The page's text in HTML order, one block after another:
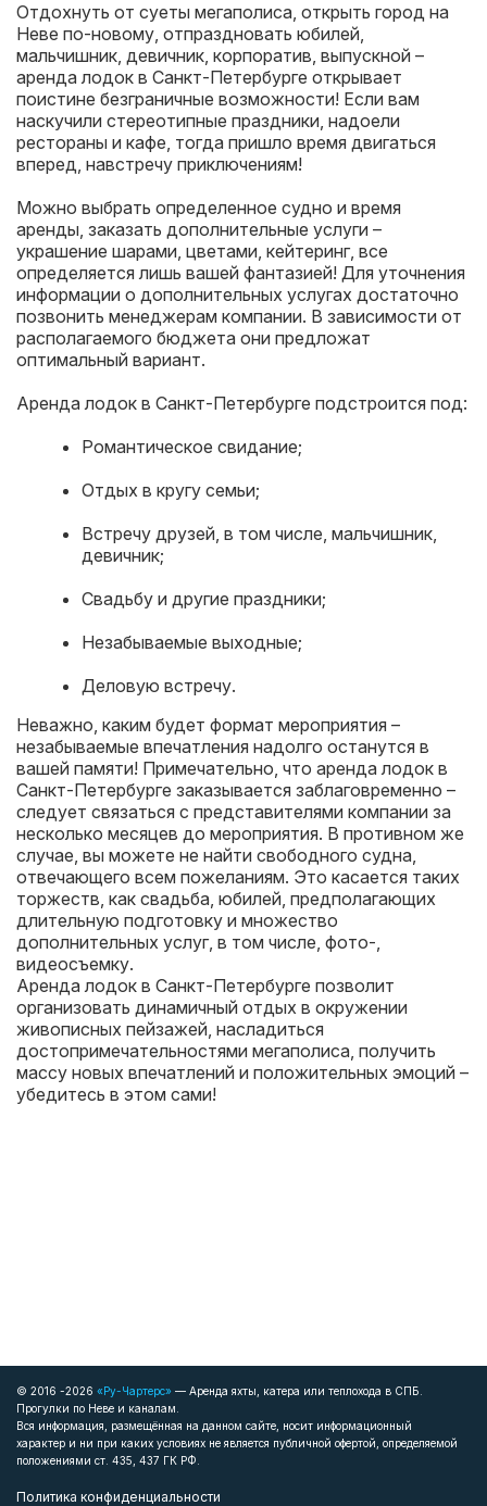
Отдохнуть от суеты мегаполиса, открыть город на
Неве по-новому, отпраздновать юбилей,
мальчишник, девичник, корпоратив, выпускной –
аренда лодок в Санкт-Петербурге открывает
поистине безграничные возможности! Если вам
наскучили стереотипные праздники, надоели
рестораны и кафе, тогда пришло время двигаться
вперед, навстречу приключениям!
Можно выбрать определенное судно и время
аренды, заказать дополнительные услуги –
украшение шарами, цветами, кейтеринг, все
определяется лишь вашей фантазией! Для уточнения
информации о дополнительных услугах достаточно
позвонить менеджерам компании. В зависимости от
располагаемого бюджета они предложат
оптимальный вариант.
Аренда лодок в Санкт-Петербурге подстроится под:
Романтическое свидание;
Отдых в кругу семьи;
Встречу друзей, в том числе, мальчишник,
девичник;
Свадьбу и другие праздники;
Незабываемые выходные;
Деловую встречу.
Неважно, каким будет формат мероприятия –
незабываемые впечатления надолго останутся в
вашей памяти! Примечательно, что аренда лодок в
Санкт-Петербурге заказывается заблаговременно –
следует связаться с представителями компании за
несколько месяцев до мероприятия. В противном же
случае, вы можете не найти свободного судна,
отвечающего всем пожеланиям. Это касается таких
торжеств, как свадьба, юбилей, предполагающих
длительную подготовку и множество
дополнительных услуг, в том числе, фото-,
видеосъемку.
Аренда лодок в Санкт-Петербурге позволит
организовать динамичный отдых в окружении
живописных пейзажей, насладиться
достопримечательностями мегаполиса, получить
массу новых впечатлений и положительных эмоций –
убедитесь в этом сами!
© 2016 -2026 «Ру-Чартерс» — Аренда яхты, катера или теплохода в СПБ.
Прогулки по Неве и каналам.
Вся информация, размещённая на данном сайте, носит информационный
характер и ни при каких условиях не является публичной офертой, определяемой
положениями ст. 435, 437 ГК РФ.
Политика конфиденциальности